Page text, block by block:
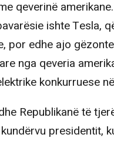
qeverinë
ishte Tesla,
por edhe ajo
nga qeveria
konkurruese
Republikanë të
presidentit,